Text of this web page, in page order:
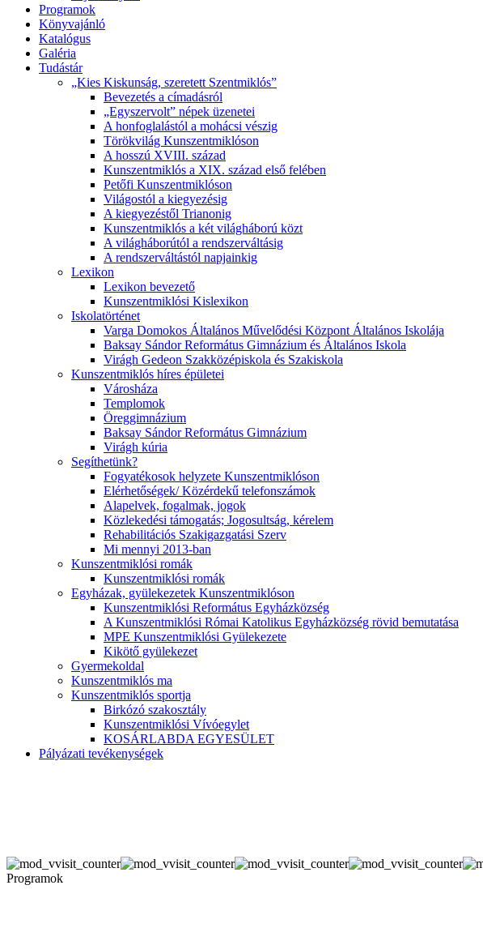
Programok
Könyvajánló
Katalógus
Galéria
Tudástár
„Kies Kiskunság, szeretett Szentmiklós”
Bevezetés a címadásról
„Egyszervolt” népek üzenetei
A honfoglalástól a mohácsi vészig
Törökvilág Kunszentmiklóson
A hosszú XVIII. század
Kunszentmiklós a XIX. század első felében
Petőfi Kunszentmiklóson
Világostól a kiegyezésig
A kiegyezéstől Trianonig
Kunszentmiklós a két világháború közt
A világháborútól a rendszerváltásig
A rendszerváltástól napjainkig
Lexikon
Lexikon bevezető
Kunszentmiklósi Kislexikon
Iskolatörténet
Varga Domokos Általános Művelődési Központ Általános Iskolája
Baksay Sándor Református Gimnázium és Általános Iskola
Virágh Gedeon Szakközépiskola és Szakiskola
Kunszentmiklós híres épületei
Városháza
Templomok
Öreggimnázium
Baksay Sándor Református Gimnázium
Virágh kúria
Segíthetünk?
Fogyatékosok helyzete Kunszentmiklóson
Elérhetőségek/ Közérdekű telefonszámok
Alapelvek, fogalmak, jogok
Közlekedési támogatás; Jogosultság, kérelem
Rehabilitációs Szakigazgatási Szerv
Mi mennyi 2013-ban
Kunszentmiklósi romák
Kunszentmiklósi romák
Egyházak, gyülekezetek Kunszentmiklóson
Kunszentmiklósi Református Egyházközség
A Kunszentmiklósi Római Katolikus Egyházközség rövid bemutatása
MPE Kunszentmiklósi Gyülekezete
Kikötő gyülekezet
Gyermekoldal
Kunszentmiklós ma
Kunszentmiklós sportja
Birkózó szakosztály
Kunszentmiklósi Vívóegylet
KOSÁRLABDA EGYESÜLET
Pályázati tevékenységek
Programok